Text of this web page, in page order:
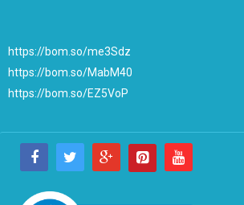
https://bom.so/me3Sdz
https://bom.so/MabM40
https://bom.so/EZ5VoP